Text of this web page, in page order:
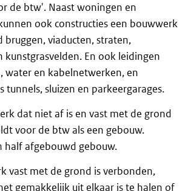
de btw'. Naast woningen en
ook constructies een bouwwerk
bruggen, viaducten, straten,
En ook leidingen
water en kabelnetwerken, en
tunnels, sluizen en parkeergarages.
dat niet af is en vast met de grond
voor de btw als een gebouw.
half afgebouwd gebouw.
vast met de grond is verbonden,
gemakkelijk uit elkaar is te halen of